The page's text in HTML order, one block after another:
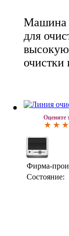
Машина
для
высокую
очистки
Оцените
Фирма-
Состояние: